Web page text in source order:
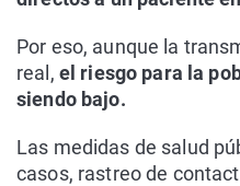
Por eso, aunque la
real, el riesgo para la
siendo bajo.
Las medidas de salud
casos, rastreo de